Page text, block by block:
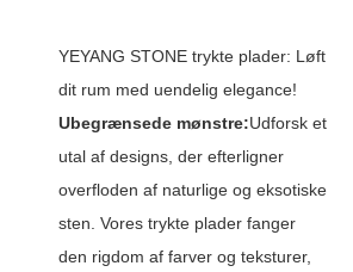
YEYANG STONE trykte plader: Løft
dit rum med uendelig elegance!
Ubegrænsede mønstre:Udforsk et
utal af designs, der efterligner
overfloden af ​​naturlige og eksotiske
sten. Vores trykte plader fanger
den rigdom af farver og teksturer,